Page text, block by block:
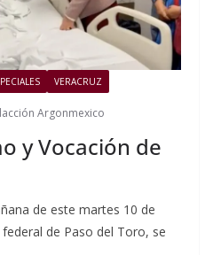
VERACRUZ
Argonmexico
y Vocación de
de este martes 10 de
de Paso del Toro, se